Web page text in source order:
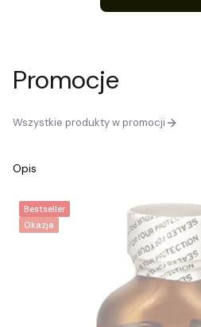
Promocje
Wszystkie produkty w promocji
Opis
Okazja
Bestseller